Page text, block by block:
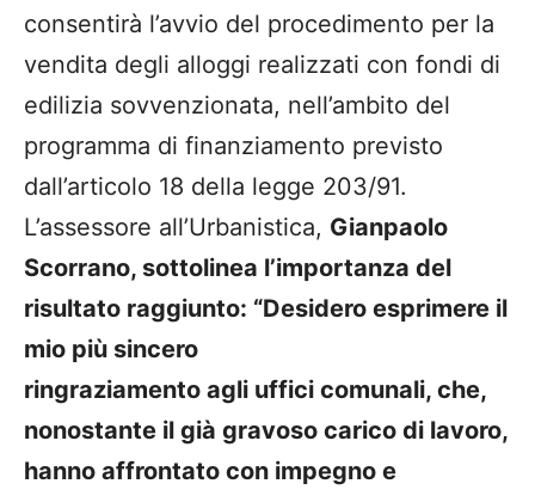
consentirà l’avvio del procedimento per la
vendita degli alloggi realizzati con fondi di
edilizia sovvenzionata, nell’ambito del
programma di finanziamento previsto
dall’articolo 18 della legge 203/91.
L’assessore all’Urbanistica, Gianpaolo
Scorrano, sottolinea l’importanza del
risultato raggiunto: “Desidero esprimere il
mio più sincero
ringraziamento agli uffici comunali, che,
nonostante il già gravoso carico di lavoro,
hanno affrontato con impegno e